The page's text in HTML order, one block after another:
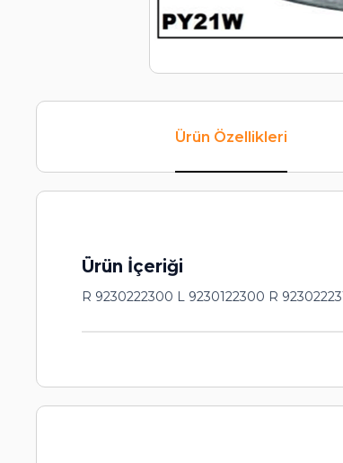
Ürün Özellikleri
Ürün İçeriği
R 9230222300 L 9230122300 R